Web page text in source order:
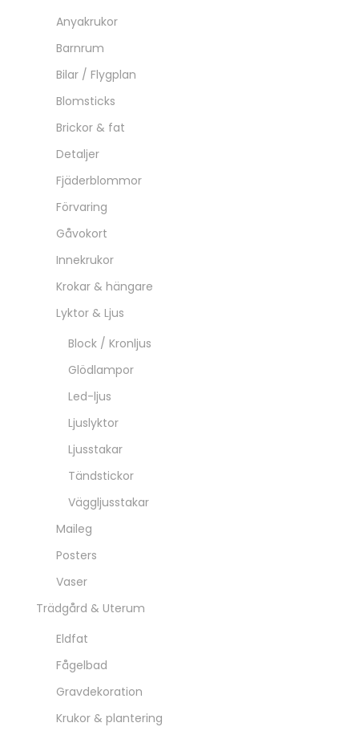
Anyakrukor
Barnrum
Bilar / Flygplan
Blomsticks
Brickor & fat
Detaljer
Fjäderblommor
Förvaring
Gåvokort
Innekrukor
Krokar & hängare
Lyktor & Ljus
Block / Kronljus
Glödlampor
Led-ljus
Ljuslyktor
Ljusstakar
Tändstickor
Väggljusstakar
Maileg
Posters
Vaser
Trädgård & Uterum
Eldfat
Fågelbad
Gravdekoration
Krukor & plantering